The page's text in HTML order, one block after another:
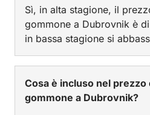
Sì, in alta stagione, il
gommone a Dubrovnik è
in bassa stagione si
Cosa è incluso nel prezzo
gommone a Dubrovnik?